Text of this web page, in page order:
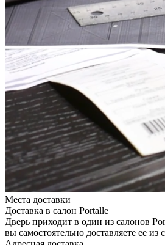
Места доставки
Доставка в салон Portalle
Дверь приходит в один из салонов
вы самостоятельно доставляете ее